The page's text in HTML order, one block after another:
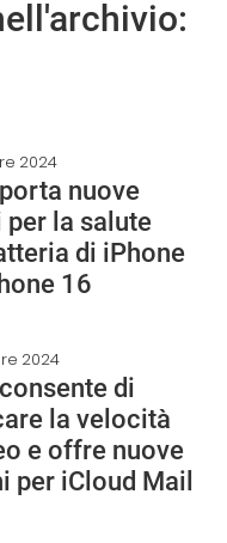
2024
nuove
la salute
di iPhone
16
2024
di
la velocità
e offre nuove
per iCloud Mail